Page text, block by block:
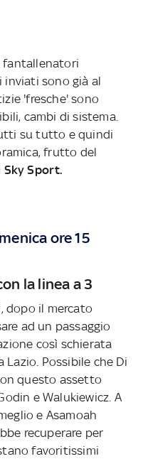
fantallenatori
sono già al
'fresche' sono
cambi di sistema.
su tutto e quindi
frutto del
Sky Sport.
ore 15
la linea a 3
dopo il mercato
ad un passaggio
così schierata
Possibile che Di
questo assetto
e Walukiewicz. A
e Asamoah
recuperare per
favoritissimi